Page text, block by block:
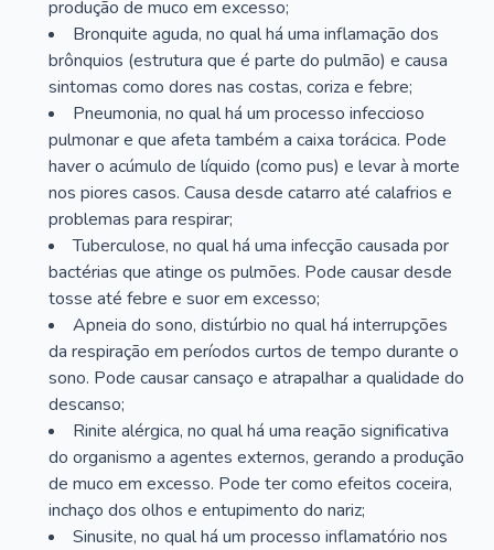
produção de muco em excesso;
Bronquite aguda, no qual há uma inflamação dos
brônquios (estrutura que é parte do pulmão) e causa
sintomas como dores nas costas, coriza e febre;
Pneumonia, no qual há um processo infeccioso
pulmonar e que afeta também a caixa torácica. Pode
haver o acúmulo de líquido (como pus) e levar à morte
nos piores casos. Causa desde catarro até calafrios e
problemas para respirar;
Tuberculose, no qual há uma infecção causada por
bactérias que atinge os pulmões. Pode causar desde
tosse até febre e suor em excesso;
Apneia do sono, distúrbio no qual há interrupções
da respiração em períodos curtos de tempo durante o
sono. Pode causar cansaço e atrapalhar a qualidade do
descanso;
Rinite alérgica, no qual há uma reação significativa
do organismo a agentes externos, gerando a produção
de muco em excesso. Pode ter como efeitos coceira,
inchaço dos olhos e entupimento do nariz;
Sinusite, no qual há um processo inflamatório nos